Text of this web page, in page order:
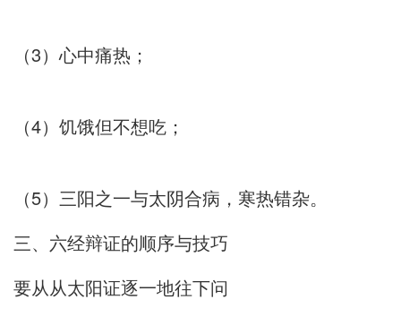
（3）心中痛热；
（4）饥饿但不想吃；
（5）三阳之一与太阴合病，寒热错杂。
三、六经辩证的顺序与技巧
要从从太阳证逐一地往下问